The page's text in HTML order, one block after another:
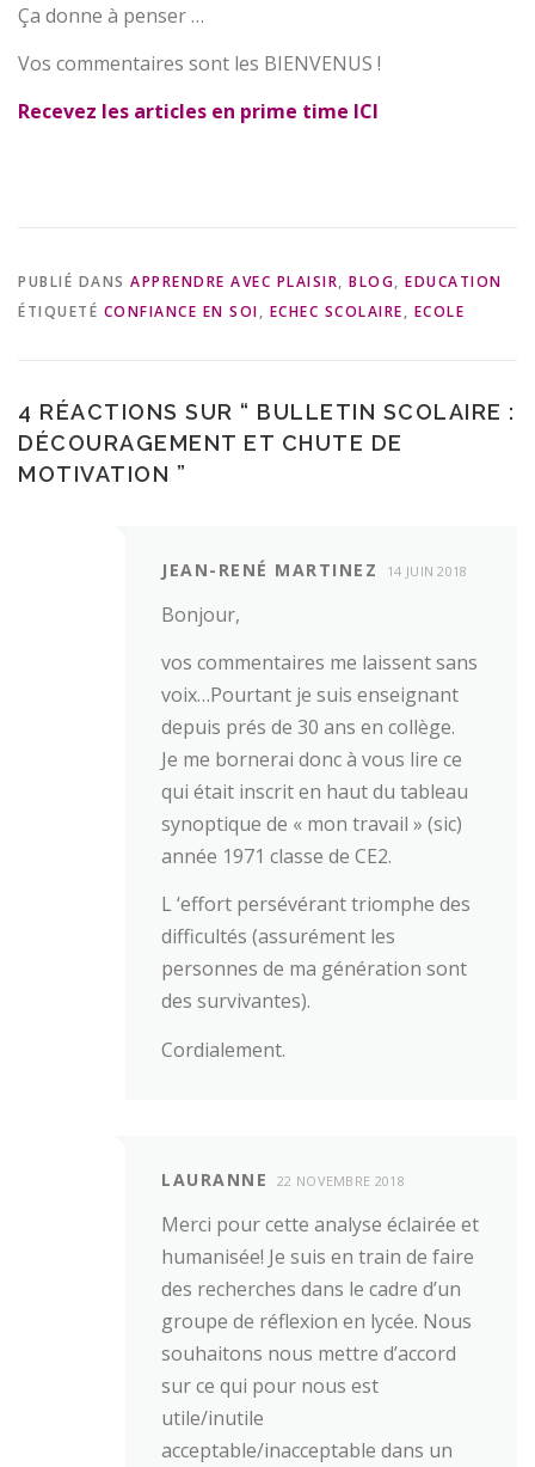
Ça donne à penser …
Vos commentaires sont les BIENVENUS !
Recevez les articles en prime time ICI
PUBLIÉ DANS APPRENDRE AVEC PLAISIR, BLOG, EDUCATION
ÉTIQUETÉ CONFIANCE EN SOI, ECHEC SCOLAIRE, ECOLE
4 RÉACTIONS SUR “ BULLETIN SCOLAIRE :
DÉCOURAGEMENT ET CHUTE DE
MOTIVATION ”
JEAN-RENÉ MARTINEZ 14 JUIN 2018
Bonjour,
vos commentaires me laissent sans
voix…Pourtant je suis enseignant
depuis prés de 30 ans en collège.
Je me bornerai donc à vous lire ce
qui était inscrit en haut du tableau
synoptique de « mon travail » (sic)
année 1971 classe de CE2.
L ‘effort persévérant triomphe des
difficultés (assurément les
personnes de ma génération sont
des survivantes).
Cordialement.
LAURANNE 22 NOVEMBRE 2018
Merci pour cette analyse éclairée et
humanisée! Je suis en train de faire
des recherches dans le cadre d’un
groupe de réflexion en lycée. Nous
souhaitons nous mettre d’accord
sur ce qui pour nous est
utile/inutile
acceptable/inacceptable dans un